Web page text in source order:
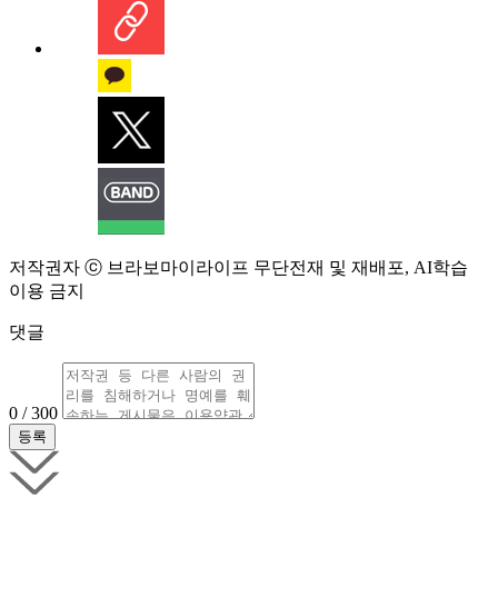
저작권자 ⓒ 브라보마이라이프 무단전재 및 재배포, AI학습
이용 금지
댓글
0 / 300